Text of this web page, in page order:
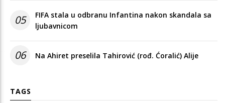
05
FIFA stala u odbranu Infantina nakon skandala sa
ljubavnicom
06 Na Ahiret preselila Tahirović (rođ. Ćoralić) Alije
TAGS